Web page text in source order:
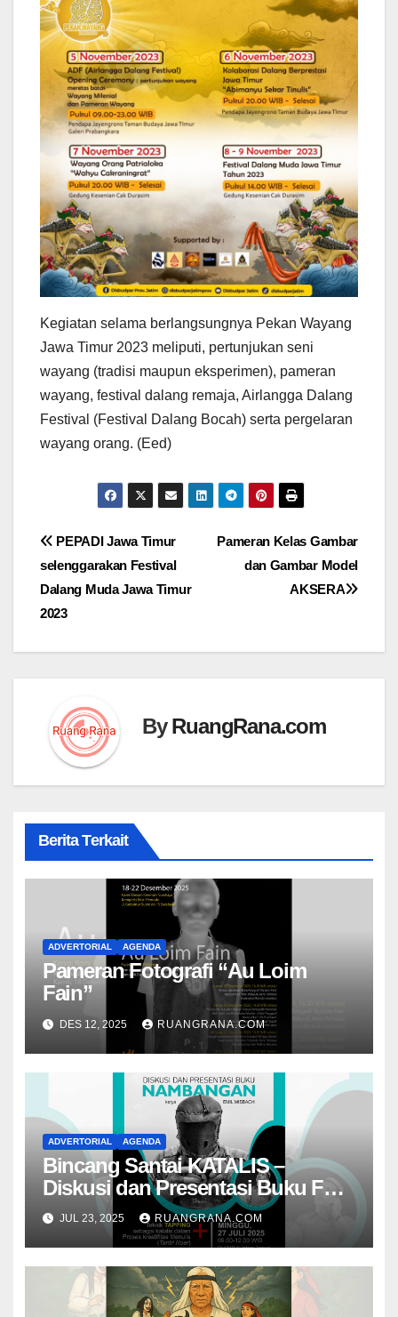
Kegiatan selama berlangsungnya Pekan Wayang
Jawa Timur 2023 meliputi, pertunjukan seni
wayang (tradisi maupun eksperimen), pameran
wayang, festival dalang remaja, Airlangga Dalang
Festival (Festival Dalang Bocah) serta pergelaran
wayang orang. (Eed)
Navigasi
pos
Pameran Kelas Gambar
dan Gambar Model
AKSERA
PEPADI Jawa Timur
selenggarakan Festival
Dalang Muda Jawa Timur
2023
ByRuangRana.com
Berita Terkait
ADVERTORIAL AGENDA
Pameran Fotografi “Au Loim
Fain”
DES 12, 2025 RUANGRANA.COM
ADVERTORIAL AGENDA
Bincang Santai KATALIS –
Diskusi dan Presentasi Buku Foto
Nambangan
JUL 23, 2025 RUANGRANA.COM